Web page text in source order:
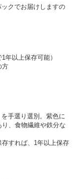
クでお届けしますの
年以上保存可能）
方
手選り選別。紫色に
、食物繊維や鉄分な
すれば、1年以上保存